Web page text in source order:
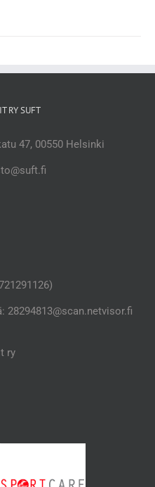
RY SUFT
47, 00550 Helsinki
ry